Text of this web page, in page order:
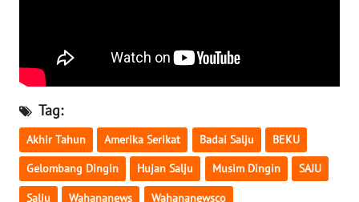
Tag:
Akhir Tahun Amerika Serikat Badai Salju BEKU
Gelombang Dingin Hujan Salju Musim Dingin SAJU
Salju Wahananews Wahananewsco
WN
SUMUT
WN
JAKARTA